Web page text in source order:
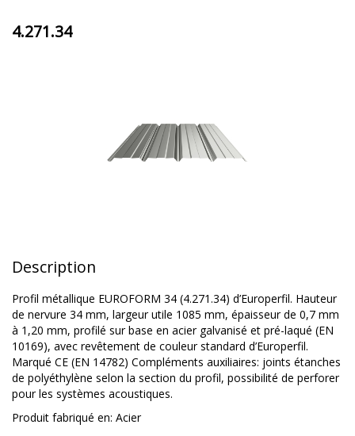
4.271.34
Description
Profil métallique EUROFORM 34 (4.271.34) d’Europerfil. Hauteur
de nervure 34 mm, largeur utile 1085 mm, épaisseur de 0,7 mm
à 1,20 mm, profilé sur base en acier galvanisé et pré-laqué (EN
10169), avec revêtement de couleur standard d’Europerfil.
Marqué CE (EN 14782) Compléments auxiliaires: joints étanches
de polyéthylène selon la section du profil, possibilité de perforer
pour les systèmes acoustiques.
Produit fabriqué en: Acier